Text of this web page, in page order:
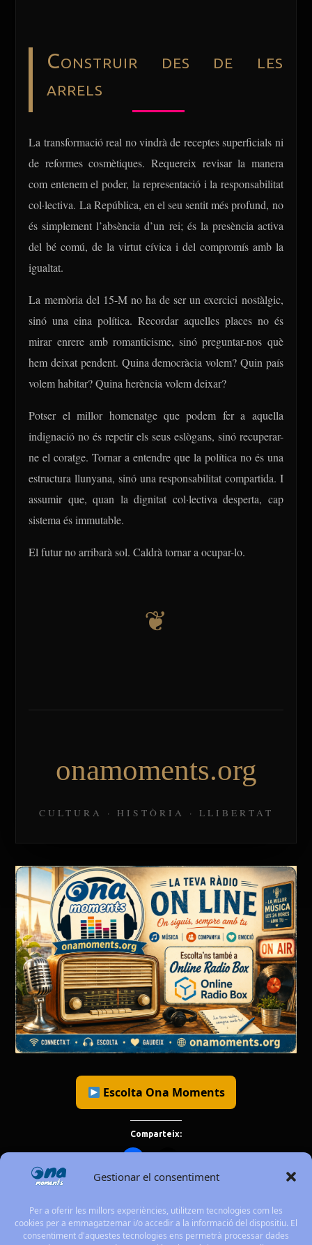
Gestionar el consentiment
Per a oferir les millors experiències, utilitzem tecnologies com les
cookies per a emmagatzemar i/o accedir a la informació del dispositiu. El
consentiment d'aquestes tecnologies ens permetrà processar dades
Construir des de les
arrels
La transformació real no vindrà de receptes superficials ni
de reformes cosmètiques. Requereix revisar la manera
com entenem el poder, la representació i la responsabilitat
col·lectiva. La República, en el seu sentit més profund, no
és simplement l’absència d’un rei; és la presència activa
del bé comú, de la virtut cívica i del compromís amb la
igualtat.
La memòria del 15-M no ha de ser un exercici nostàlgic,
sinó una eina política. Recordar aquelles places no és
mirar enrere amb romanticisme, sinó preguntar-nos què
hem deixat pendent. Quina democràcia volem? Quin país
volem habitar? Quina herència volem deixar?
Potser el millor homenatge que podem fer a aquella
indignació no és repetir els seus eslògans, sinó recuperar-
ne el coratge. Tornar a entendre que la política no és una
estructura llunyana, sinó una responsabilitat compartida. I
assumir que, quan la dignitat col·lectiva desperta, cap
sistema és immutable.
El futur no arribarà sol. Caldrà tornar a ocupar-lo.
❦
onamoments.org
CULTURA · HISTÒRIA · LLIBERTAT
Escolta Ona Moments
Comparteix:
Aleix Gaus: Quan el Piano Es Converteix en
Memòria